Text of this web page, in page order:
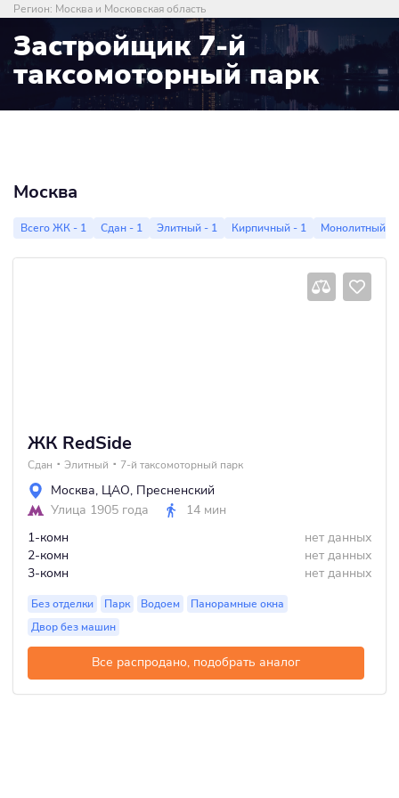
Регион: Москва и Московская область
Застройщик 7-й
таксомоторный парк
Москва
Всего ЖК - 1 Сдан - 1 Элитный - 1 Кирпичный - 1 Монолитный -
ЖК RedSide
Сдан Элитный 7-й таксомоторный парк
Москва, ЦАО, Пресненский
Улица 1905 года
14 мин
1-комн
нет данных
2-комн
нет данных
3-комн
нет данных
Без отделки Парк Водоем
Панорамные окна
Двор без машин
Все распродано, подобрать аналог